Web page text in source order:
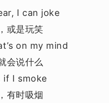
I can joke
或是玩笑
on my mind
会说什么
if I smoke
有时吸烟